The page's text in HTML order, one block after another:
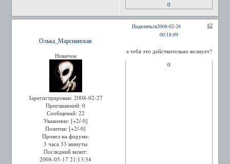
0
Поделиться 62
2008-02-28
00:18:09
Олька_Марсианская
Новичок
Зарегистрирован: 2008-02-27
Приглашений: 0
Сообщений: 22
Уважение: [+2/-0]
Позитив: [+2/-0]
Провел на форуме:
3 часа 33 минуты
Последний визит:
2008-05-17 21:13:34
а тебя это действительно волнует?
0